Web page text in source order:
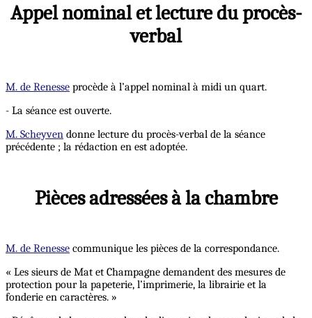
Appel nominal et lecture du procès-
verbal
M. de Renesse procède à l’appel nominal à midi un quart.
- La séance est ouverte.
M. Scheyven donne lecture du procès-verbal de la séance
précédente ; la rédaction en est adoptée.
Pièces adressées à la chambre
M. de Renesse communique les pièces de la correspondance.
« Les sieurs de Mat et Champagne demandent des mesures de
protection pour la papeterie, l’imprimerie, la librairie et la
fonderie en caractères. »